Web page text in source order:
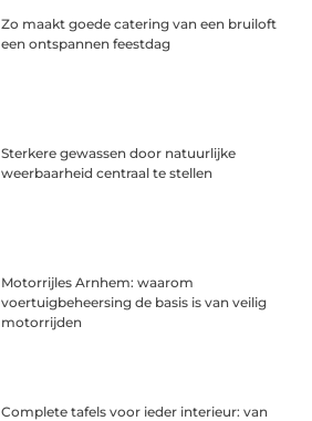
Zo maakt goede catering van een bruiloft
een ontspannen feestdag
Sterkere gewassen door natuurlijke
weerbaarheid centraal te stellen
Motorrijles Arnhem: waarom
voertuigbeheersing de basis is van veilig
motorrijden
Complete tafels voor ieder interieur: van